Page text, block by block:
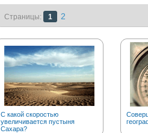
Страницы: 1 2
С какой скоростью
увеличивается пустыня
Сахара?